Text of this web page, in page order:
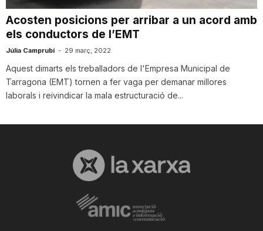
u
a
t
Acosten posicions per arribar a un acord amb
els conductors de l’EMT
Júlia Camprubí - 29 març, 2022
Aquest dimarts els treballadors de l'Empresa Municipal de
Tarragona (EMT) tornen a fer vaga per demanar millores
laborals i reivindicar la mala estructuració de...